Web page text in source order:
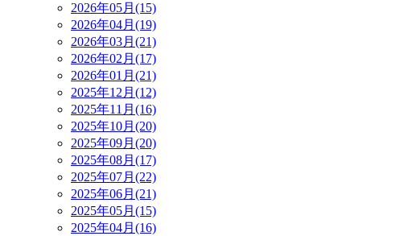
2026年05月(15)
2026年04月(19)
2026年03月(21)
2026年02月(17)
2026年01月(21)
2025年12月(12)
2025年11月(16)
2025年10月(20)
2025年09月(20)
2025年08月(17)
2025年07月(22)
2025年06月(21)
2025年05月(15)
2025年04月(16)